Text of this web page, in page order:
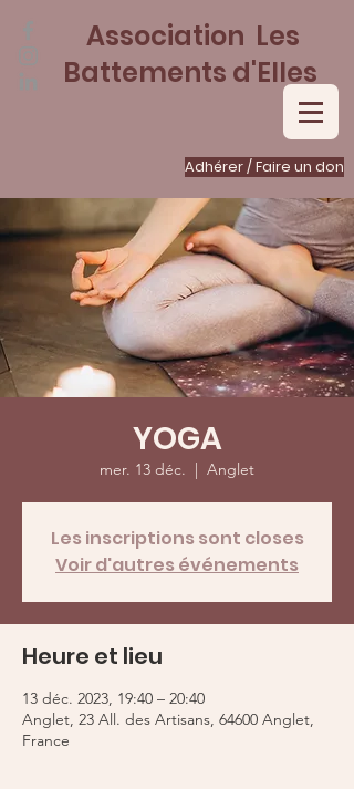
Adhérer / Faire un don
Association Les
Battements d'Elles
YOGA
mer. 13 déc.
  |
Anglet
Les inscriptions sont closes
Voir d'autres événements
Heure et lieu
13 déc. 2023, 19:40 – 20:40
Anglet, 23 All. des Artisans, 64600 Anglet,
France